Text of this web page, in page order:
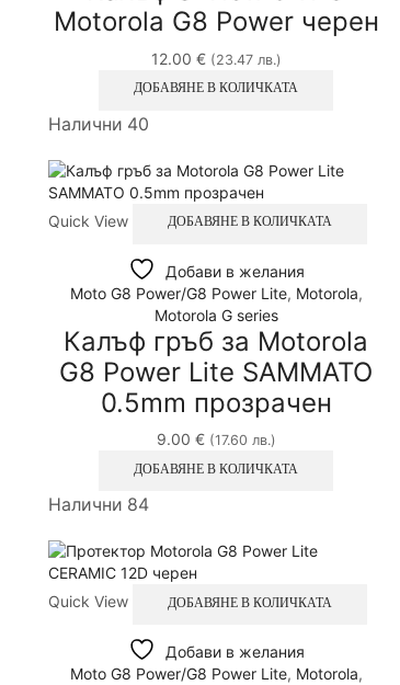
Motorola G8 Power черен
12.00 €(23.47 лв.)
ДОБАВЯНЕ В КОЛИЧКАТА
Налични 40
Quick View ДОБАВЯНЕ В КОЛИЧКАТА
Добави в желания
Moto G8 Power/G8 Power Lite, Motorola,
Motorola G series
Калъф гръб за Motorola
G8 Power Lite SAMMATO
0.5mm прозрачен
9.00 €(17.60 лв.)
ДОБАВЯНЕ В КОЛИЧКАТА
Налични 84
Quick View ДОБАВЯНЕ В КОЛИЧКАТА
Добави в желания
Moto G8 Power/G8 Power Lite, Motorola,